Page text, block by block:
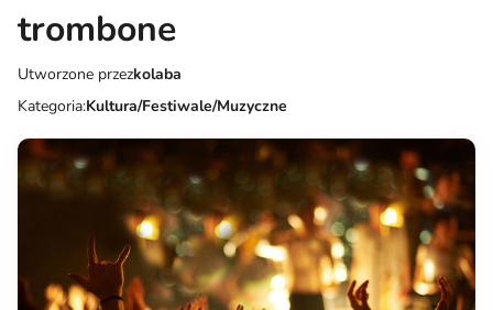
trombone
Utworzone przezkolaba
Kategoria:Kultura/Festiwale/Muzyczne